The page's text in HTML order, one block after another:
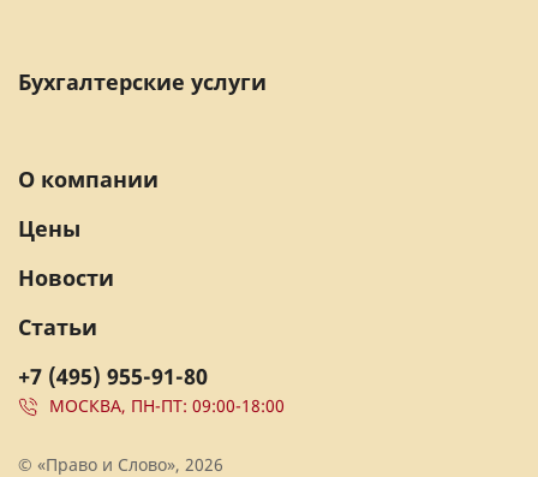
Бухгалтерские услуги
+7 (495) 955-91-80
МОСКВА, ПН-ПТ: 09:00-18:00
О компании
Цены
Новости
Статьи
© «Право и Слово», 2026